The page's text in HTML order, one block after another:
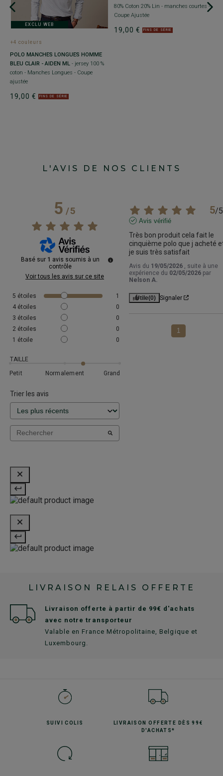
EXCLU WEB
+4 couleurs
POLO MANCHES LONGUES HOMME
BLEU CLAIR - AIDEN ML - jersey 100 %
coton - Manches Longues - Coupe
ajustée
19,00 € FINS DE SÉRIE
80% Coton 20% Lin - manches courtes -
Coupe Ajustée
19,00 € FINS DE SÉRIE
L'AVIS DE NOS CLIENTS
5/5
Basé sur 1 avis soumis à un
contrôle
Voir tous les avis sur ce site
5 étoiles
1
4 étoiles
0
3 étoiles
0
2 étoiles
0
1 étoile 0
TAILLE
Petit
Normalement Grand
Trier les avis
5/5
Avis vérifié
Très bon produit cela fait le
cinquième polo que j acheté
je suis très satisfait
Avis du 19/05/2026
, suite à une
expérience du 02/05/2026 par
Nelson A.
Utile(0) Signaler
1
LIVRAISON RELAIS OFFERTE
Livraison offerte à partir de 99€ d'achats
avec notre transporteur
Valable en France Métropolitaine, Belgique et
Luxembourg.
SUIVICOLIS LIVRAISON OFFERTE
DÈS 99€
D'ACHATS*